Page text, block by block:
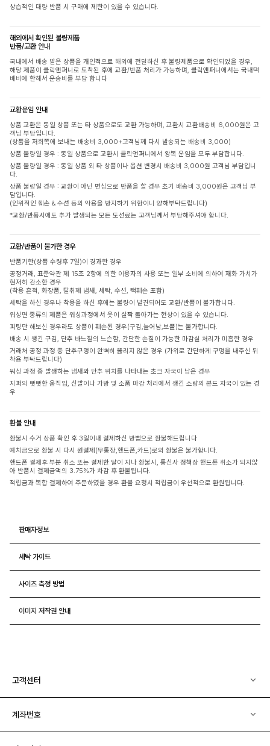
상습적인 대량 반품 시 구매에 제한이 있을 수 있습니다.
해외에서 확인된 불량제품
반품/교환 안내
국내에서 배송 받은 상품을 개인적으로 해외에 전달하신 후 불량제품으로 확인되었을 경우,
해당 제품이 클릭앤퍼니로 도착된 후에 교환/반품 처리가 가능하며, 클릭앤퍼니에서는 국내택
배비에 한해서 운송비를 부담 합니다
교환운임 안내
상품 교환은 동일 상품 또는 타 상품으로도 교환 가능하며, 교환시 교환배송비 6,000원은 고
객님 부담입니다.
(상품을 저희쪽에 보내는 배송비 3,000+고객님께 다시 발송되는 배송비 3,000)
상품 불량일 경우 : 동일 상품으로 교환시 클릭앤퍼니에서 왕복 운임을 모두 부담합니다.
상품 불량일 경우 : 동일 상품 외 타 상품이나 옵션 변경시 배송비 3,000원 고객님 부담입니
다.
상품 불량일 경우 : 교환이 아닌 변심으로 반품을 할 경우 초기 배송비 3,000원은 고객님 부
담입니다.
(인위적인 훼손 & 수선 등의 악용을 방지하기 위함이니 양해부탁드립니다)
*교환/반품시에도 추가 발생되는 모든 도선료는 고객님께서 부담해주셔야 합니다.
교환/반품이 불가한 경우
반품기한(상품 수령후 7일)이 경과한 경우
공정거래, 표준약관 제 15조 2항에 의한 이용자의 사용 또는 일부 소비에 의하여 재화 가치가
현저히 감소한 경우
(착용 흔적, 화장품, 탈취제 냄새, 세탁, 수선, 택훼손 포함)
세탁을 하신 경우나 착용을 하신 후에는 불량이 발견되어도 교환/반품이 불가합니다.
워싱면 종류의 제품은 워싱과정에서 옷이 살짝 돌아가는 현상이 있을 수 있습니다.
피팅만 해보신 경우라도 상품이 훼손된 경우(구김,늘어남,보풀)는 불가합니다.
배송 시 생긴 구김, 단추 바느질의 느슨함, 간단한 손질이 가능한 마감실 처리가 미흡한 경우
거래처 공정 과정 중 단추구멍이 완벽히 뚫리지 않은 경우 (가위로 간단하게 구멍을 내주신 뒤
착용 부탁드립니다)
워싱 과정 중 발생하는 냄새와 단추 위치를 나타내는 초크 자국이 남은 경우
지퍼의 뻣뻣한 움직임, 신발이나 가방 및 소품 마감 처리에서 생긴 소량의 본드 자국이 있는 경
우
환불 안내
환불시 수거 상품 확인 후 3일이내 결제하신 방법으로 환불해드립니다
예치금으로 환불 시 다시 원결제(무통장,핸드폰,카드)로의 환불은 불가합니다.
핸드폰 결제후 부분 취소 또는 결제한 달이 지나 환불시, 통신사 정책상 핸드폰 취소가 되지않
아 반품시 결제금액의 3.75%가 차감 후 환불됩니다.
적립금과 복합 결제하여 주문하였을 경우 환불 요청시 적립금이 우선적으로 환원됩니다.
판매자정보
세탁 가이드
사이즈 측정 방법
이미지 저작권 안내
고객센터
계좌번호